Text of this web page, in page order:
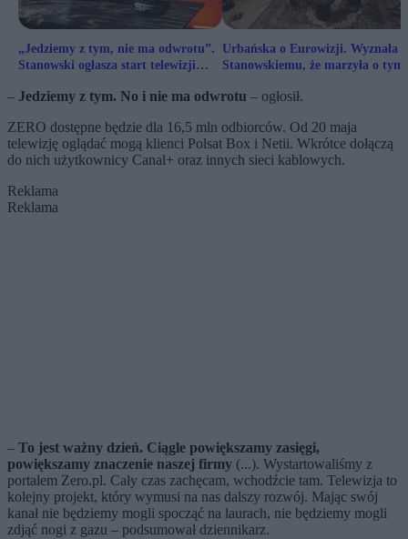
„Jedziemy z tym, nie ma odwrotu”.
Stanowski ogłasza start telewizji
Urbańska o Eurowizji. Wyznała
Stanowskiemu, że marzyła o tym
– Jedziemy z tym. No i nie ma odwrotu – ogłosił.
ZERO dostępne będzie dla 16,5 mln odbiorców. Od 20 maja
telewizję oglądać mogą klienci Polsat Box i Netii. Wkrótce dołączą
do nich użytkownicy Canal+ oraz innych sieci kablowych.
Reklama
Reklama
– To jest ważny dzień. Ciągle powiększamy zasięgi,
powiększamy znaczenie naszej firmy (...). Wystartowaliśmy z
portalem Zero.pl. Cały czas zachęcam, wchodźcie tam. Telewizja to
kolejny projekt, który wymusi na nas dalszy rozwój. Mając swój
kanał nie będziemy mogli spocząć na laurach, nie będziemy mogli
zdjąć nogi z gazu – podsumował dziennikarz.